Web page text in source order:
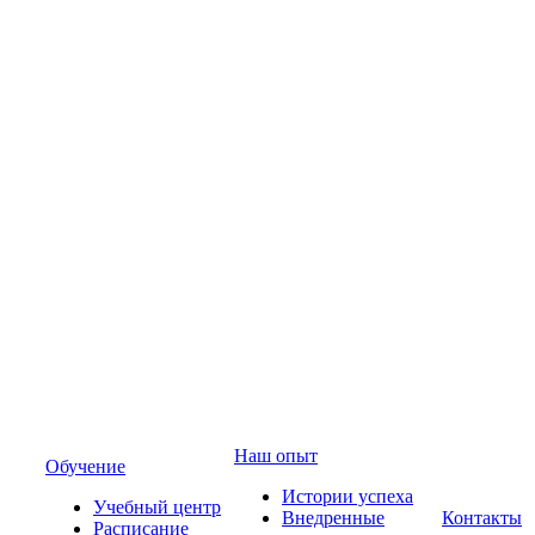
Обучение
Учебный центр
Расписание
Наш опыт
Истории успеха
Внедренные
Контакты